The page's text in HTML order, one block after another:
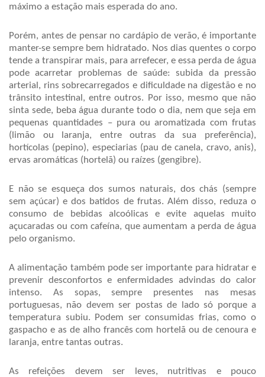
máximo a estação mais esperada do ano.
Porém, antes de pensar no cardápio de verão, é importante
manter-se sempre bem hidratado. Nos dias quentes o corpo
tende a transpirar mais, para arrefecer, e essa perda de água
pode acarretar problemas de saúde: subida da pressão
arterial, rins sobrecarregados e dificuldade na digestão e no
trânsito intestinal, entre outros. Por isso, mesmo que não
sinta sede, beba água durante todo o dia, nem que seja em
pequenas quantidades – pura ou aromatizada com frutas
(limão ou laranja, entre outras da sua preferência),
hortícolas (pepino), especiarias (pau de canela, cravo, anis),
ervas aromáticas (hortelã) ou raízes (gengibre).
E não se esqueça dos sumos naturais, dos chás (sempre
sem açúcar) e dos batidos de frutas. Além disso, reduza o
consumo de bebidas alcoólicas e evite aquelas muito
açucaradas ou com cafeína, que aumentam a perda de água
pelo organismo.
A alimentação também pode ser importante para hidratar e
prevenir desconfortos e enfermidades advindas do calor
intenso. As sopas, sempre presentes nas mesas
portuguesas, não devem ser postas de lado só porque a
temperatura subiu. Podem ser consumidas frias, como o
gaspacho e as de alho francês com hortelã ou de cenoura e
laranja, entre tantas outras.
As refeições devem ser leves, nutritivas e pouco